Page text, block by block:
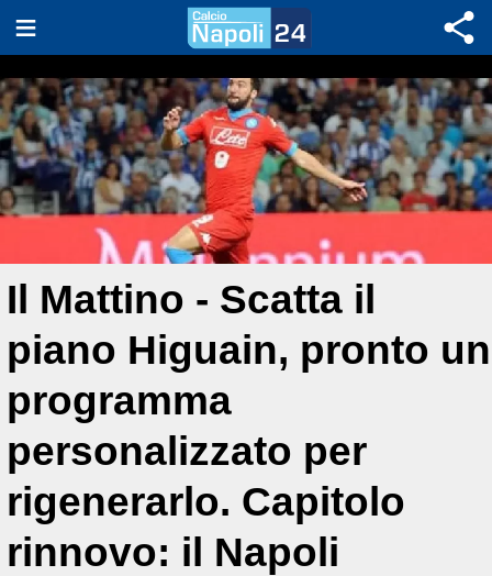
Il Mattino - Scatta il
piano Higuain, pronto un
programma
personalizzato per
rigenerarlo. Capitolo
rinnovo: il Napoli